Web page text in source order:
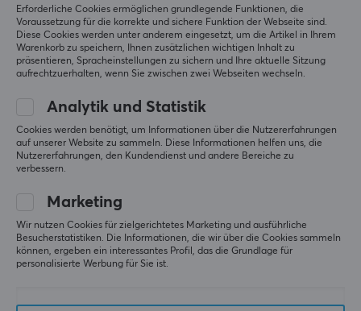
G335 Gaming-Headset -
Weiß
51.79 €
Kraken V3 X USB
Gaming-Headset -
49.90 €
Erforderliche Cookies ermöglichen grundlegende Funktionen, die
Voraussetzung für die korrekte und sichere Funktion der Webseite sind.
Diese Cookies werden unter anderem eingesetzt, um die Artikel in Ihrem
Warenkorb zu speichern, Ihnen zusätzlichen wichtigen Inhalt zu
präsentieren, Spracheinstellungen zu sichern und Ihre aktuelle Sitzung
aufrechtzuerhalten, wenn Sie zwischen zwei Webseiten wechseln.
Analytik und Statistik
Cookies werden benötigt, um Informationen über die Nutzererfahrungen
auf unserer Website zu sammeln. Diese Informationen helfen uns, die
Nutzererfahrungen, den Kundendienst und andere Bereiche zu
verbessern.
Marketing
Wir nutzen Cookies für zielgerichtetes Marketing und ausführliche
Besucherstatistiken. Die Informationen, die wir über die Cookies sammeln
können, ergeben ein interessantes Profil, das die Grundlage für
personalisierte Werbung für Sie ist.